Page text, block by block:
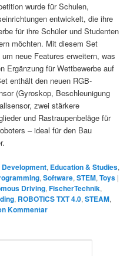
wurde für Schulen,
entwickelt, die ihre
für ihre Schüler und Studenten
möchten. Mit diesem Set
neue Features erweitern, was
Ergänzung für Wettbewerbe auf
enthält den neuen RGB-
(Gyroskop, Beschleunigung
zwei stärkere
und Rastraupenbeläge für
– ideal für den Bau
Development, Education & Studies,
,Software,STEM,Toys |
Driving,FischerTechnik,
, ROBOTICS TXT 4.0,STEAM,
Kommentar